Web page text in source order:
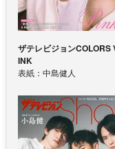
ザテレビジョンCOLORS
INK
表紙：中島健人